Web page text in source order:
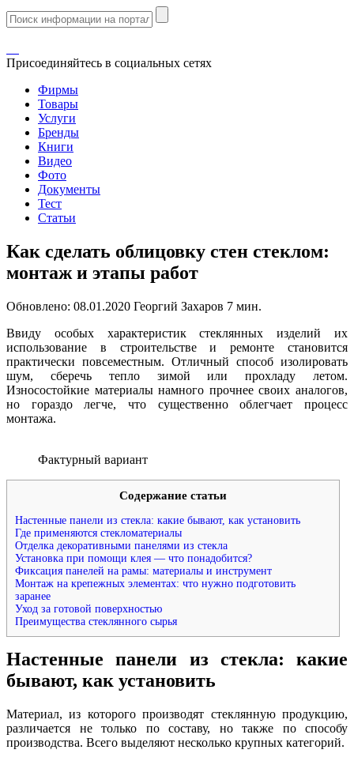
Присоединяйтесь в социальных сетях
Фирмы
Товары
Услуги
Бренды
Книги
Видео
Фото
Документы
Тест
Статьи
Как сделать облицовку стен стеклом:
монтаж и этапы работ
Обновлено: 08.01.2020 Георгий Захаров 7 мин.
Ввиду особых характеристик стеклянных изделий их
использование в строительстве и ремонте становится
практически повсеместным. Отличный способ изолировать
шум, сберечь тепло зимой или прохладу летом.
Износостойкие материалы намного прочнее своих аналогов,
но гораздо легче, что существенно облегчает процесс
монтажа.
Фактурный вариант
Содержание статьи
Настенные панели из стекла: какие бывают, как установить
Где применяются стекломатериалы
Отделка декоративными панелями из стекла
Установка при помощи клея — что понадобится?
Фиксация панелей на рамы: материалы и инструмент
Монтаж на крепежных элементах: что нужно подготовить
заранее
Уход за готовой поверхностью
Преимущества стеклянного сырья
Настенные панели из стекла: какие
бывают, как установить
Материал, из которого производят стеклянную продукцию,
различается не только по составу, но также по способу
производства. Всего выделяют несколько крупных категорий.